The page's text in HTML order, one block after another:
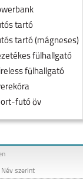
tartó
tartó (mágneses)
fülhallgató
fülhallgató
futó öv
Név szerint